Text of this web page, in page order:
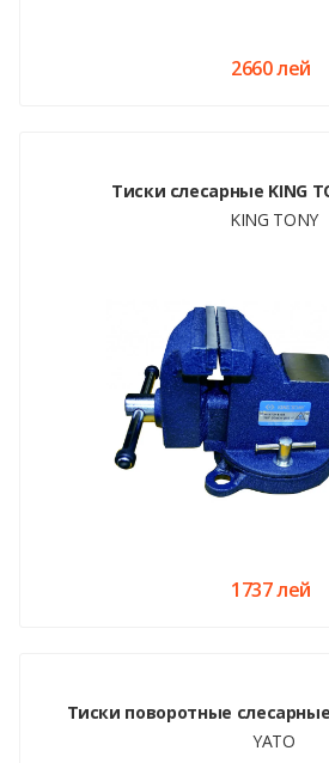
2660 лей
Тиски слесарные KING
KING TONY
1737 лей
Тиски поворотные
YATO